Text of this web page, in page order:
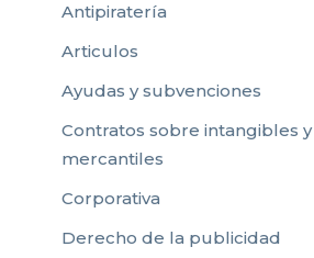
Antipiratería
Articulos
Ayudas y subvenciones
Contratos sobre intangibles y
mercantiles
Corporativa
Derecho de la publicidad